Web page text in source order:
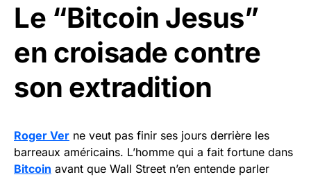
Le “Bitcoin Jesus”
en croisade contre
son extradition
Roger Ver ne veut pas finir ses jours derrière les
barreaux américains. L’homme qui a fait fortune dans
Bitcoin avant que Wall Street n’en entende parler